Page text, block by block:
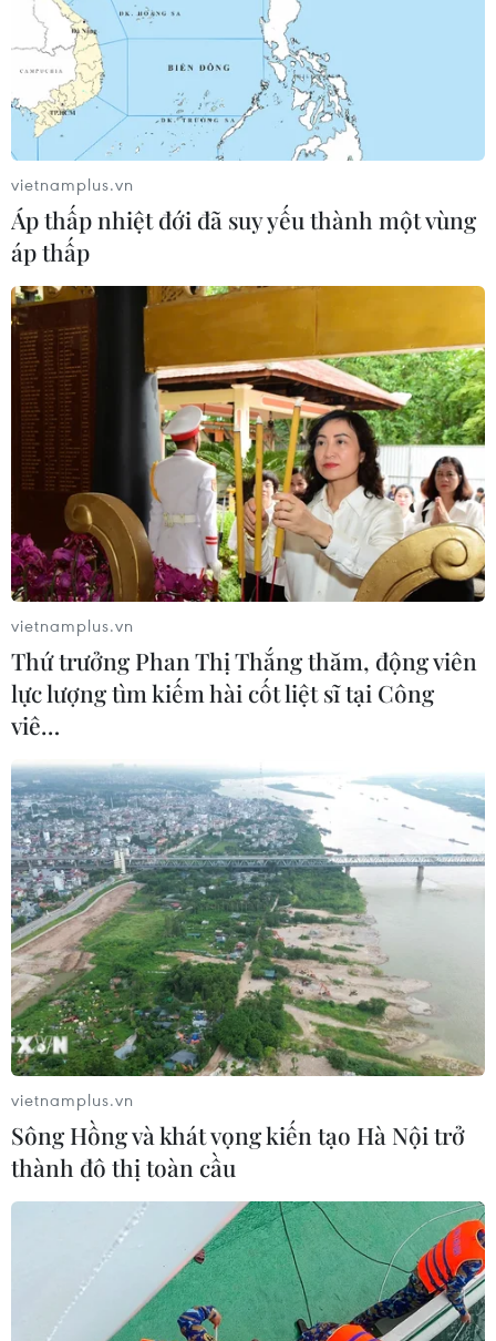
Tháo gỡ vướng mắc, tạo điều kiện để xuất
khẩu cà rốt Hải Dương
21/02/2021 09:21
Thông thường, khoảng 50% sản lượng cà rốt của Hải
Dương được xuất khẩu sang Hàn Quốc, Nhật Bản,
Malaysia, Trung Đông và châu Âu. Thế nhưng, dịch
bệnh đã khiến việc sơ chế, đóng gói gặp trở ngại.
Hải Dương có thêm nhiều thôn, khu dân
cư kết thúc cách ly y tế
22/02/2021 10:50
Tỉnh Hải Dương đã kết thúc cách ly y tế đối với Đội 7,
thôn Ngọc Hòa, xã Vĩnh Hòa, huyện Ninh Giang, và
nhiều xã, thôn, khu, cụm dân cư tại thị xã Kinh Môn.
vietnamplus.vn
Áp thấp nhiệt đới đã suy yếu thành một vùng
áp thấp
vietnamplus.vn
Thứ trưởng Phan Thị Thắng thăm, động viên
lực lượng tìm kiếm hài cốt liệt sĩ tại Công
viê…
vietnamplus.vn
Sông Hồng và khát vọng kiến tạo Hà Nội trở
thành đô thị toàn cầu